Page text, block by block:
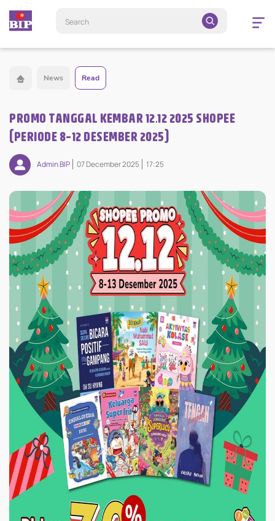
Open
News Read
PROMO TANGGAL KEMBAR 12.12 2025 SHOPEE
(PERIODE 8-12 DESEMBER 2025)
Admin BIP 07 December 2025 17:25